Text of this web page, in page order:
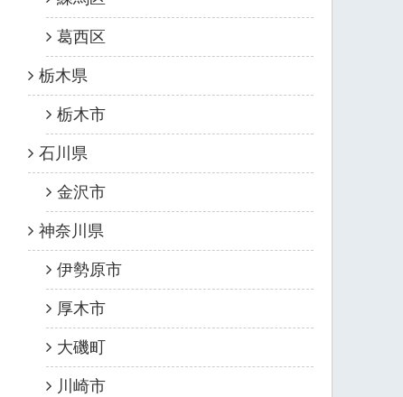
葛西区
栃木県
栃木市
石川県
金沢市
神奈川県
伊勢原市
厚木市
大磯町
川崎市